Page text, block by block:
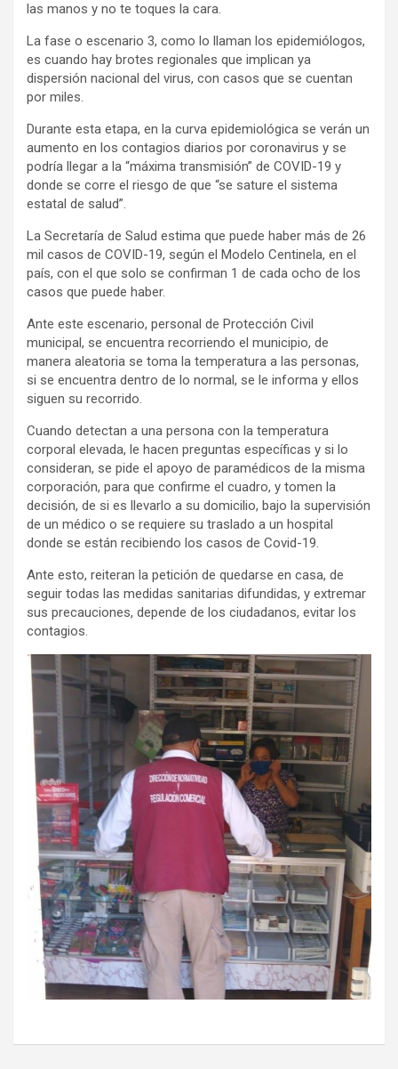
las manos y no te toques la cara.
La fase o escenario 3, como lo llaman los epidemiólogos,
es cuando hay brotes regionales que implican ya
dispersión nacional del virus, con casos que se cuentan
por miles.
Durante esta etapa, en la curva epidemiológica se verán un
aumento en los contagios diarios por coronavirus y se
podría llegar a la “máxima transmisión” de COVID-19 y
donde se corre el riesgo de que “se sature el sistema
estatal de salud”.
La Secretaría de Salud estima que puede haber más de 26
mil casos de COVID-19, según el Modelo Centinela, en el
país, con el que solo se confirman 1 de cada ocho de los
casos que puede haber.
Ante este escenario, personal de Protección Civil
municipal, se encuentra recorriendo el municipio, de
manera aleatoria se toma la temperatura a las personas,
si se encuentra dentro de lo normal, se le informa y ellos
siguen su recorrido.
Cuando detectan a una persona con la temperatura
corporal elevada, le hacen preguntas específicas y si lo
consideran, se pide el apoyo de paramédicos de la misma
corporación, para que confirme el cuadro, y tomen la
decisión, de si es llevarlo a su domicilio, bajo la supervisión
de un médico o se requiere su traslado a un hospital
donde se están recibiendo los casos de Covid-19.
Ante esto, reiteran la petición de quedarse en casa, de
seguir todas las medidas sanitarias difundidas, y extremar
sus precauciones, depende de los ciudadanos, evitar los
contagios.